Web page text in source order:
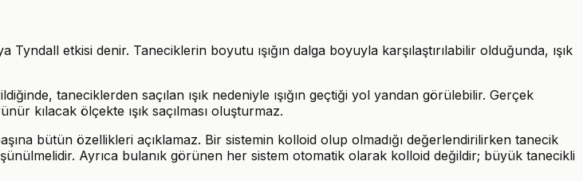
etkisi denir. Taneciklerin boyutu ışığın dalga boyuyla karşılaştırılabilir olduğunda, ışık
taneciklerden saçılan ışık nedeniyle ışığın geçtiği yol yandan görülebilir. Gerçek
kılacak ölçekte ışık saçılması oluşturmaz.
bütün özellikleri açıklamaz. Bir sistemin kolloid olup olmadığı değerlendirilirken tanecik
Ayrıca bulanık görünen her sistem otomatik olarak kolloid değildir; büyük tanecikli